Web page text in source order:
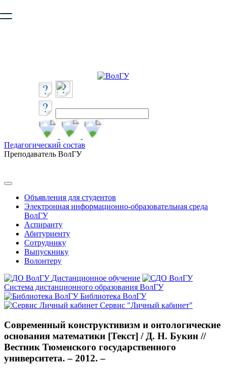
безопасную работу с сайтом. Пожалуйста
Педагогический состав
Преподаватель ВолГУ
Объявления для студентов
Электронная информационно-образовательная среда
ВолГУ
Аспиранту
Абитуриенту
Сотруднику
Выпускнику
Волонтеру
Дистанционное обучение
Система дистанционного образования ВолГУ
Библиотека ВолГУ
Сервис "Личный кабинет"
Современный конструктивизм и онтологические
основания математики [Текст] / Д. Н. Букин //
Вестник Тюменского государственного
университета. – 2012. –